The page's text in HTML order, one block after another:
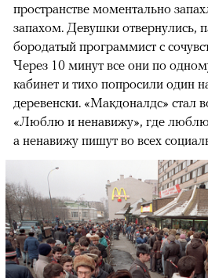
пространстве моментально
запахом. Девушки отвернулись,
бородатый программист с
Через 10 минут все они по
кабинет и тихо попросили один
деревенски. «Макдоналдс»
«Люблю и ненавижу», где
а ненавижу пишут во всех